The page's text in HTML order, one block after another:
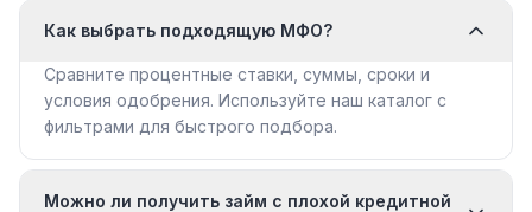
Как выбрать подходящую МФО?
Сравните процентные ставки, суммы, сроки и
условия одобрения. Используйте наш каталог с
фильтрами для быстрого подбора.
Можно ли получить займ с плохой кредитной